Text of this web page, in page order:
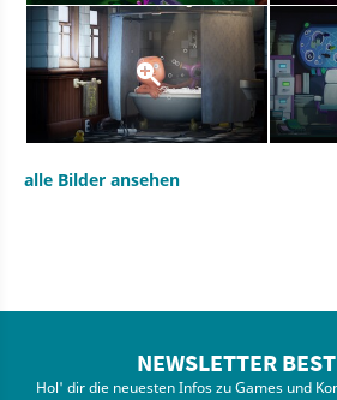
alle Bilder ansehen
NEWSLETTER
Hol' dir die neuesten Infos zu Games und